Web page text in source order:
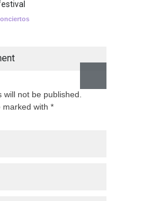
not be published.
marked with *